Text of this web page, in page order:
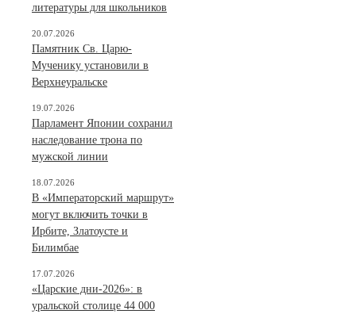
литературы для школьников
Памятник Св. Царю-
Мученику установили в
Верхнеуральске
20.07.2026
Парламент Японии сохранил
наследование трона по
мужской линии
19.07.2026
В «Императорский маршрут»
могут включить точки в
Ирбите, Златоусте и
Билимбае
18.07.2026
«Царские дни-2026»: в
уральской столице 44 000
17.07.2026